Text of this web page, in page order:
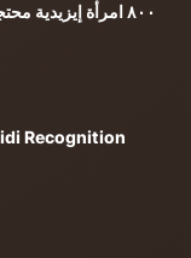
٨٠٠ امرأة إيزيدية محتجزات في سجون هيئة تحرير الشام
Recognition